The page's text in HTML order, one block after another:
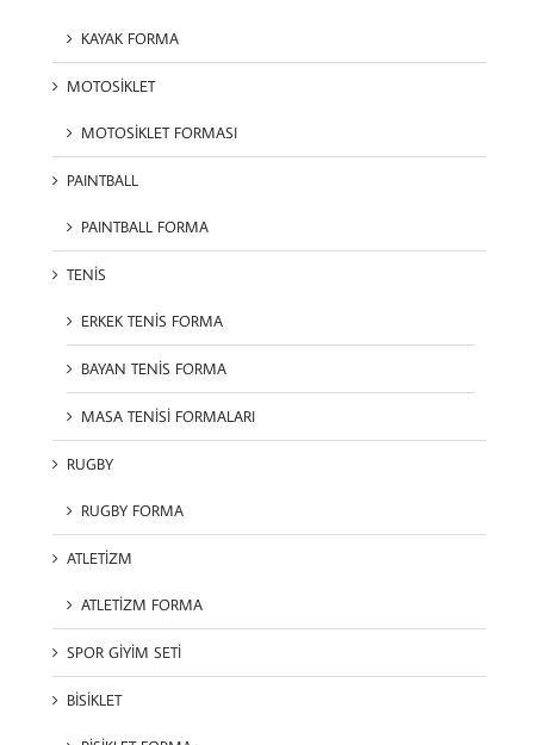
KAYAK FORMA
MOTOSİKLET
MOTOSİKLET FORMASI
PAINTBALL
PAINTBALL FORMA
TENİS
ERKEK TENİS FORMA
BAYAN TENİS FORMA
MASA TENİSİ FORMALARI
RUGBY
RUGBY FORMA
ATLETİZM
ATLETİZM FORMA
SPOR GİYİM SETİ
BİSİKLET